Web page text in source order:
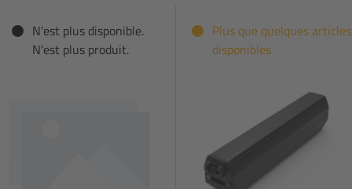
N'est plus disponible.
N'est plus produit.
Plus que quelques articles
disponibles